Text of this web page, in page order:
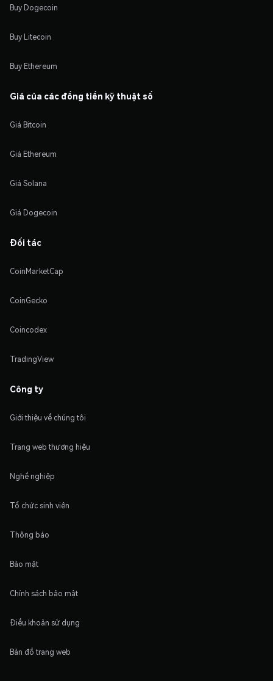
Buy Dogecoin
Buy Litecoin
Buy Ethereum
Giá của các đồng tiền kỹ thuật số
Giá Bitcoin
Giá Ethereum
Giá Solana
Giá Dogecoin
Đối tác
CoinMarketCap
CoinGecko
Coincodex
TradingView
Công ty
Giới thiệu về chúng tôi
Trang web thương hiệu
Nghề nghiệp
Tổ chức sinh viên
Thông báo
Bảo mật
Chính sách bảo mật
Điều khoản sử dụng
Bản đồ trang web